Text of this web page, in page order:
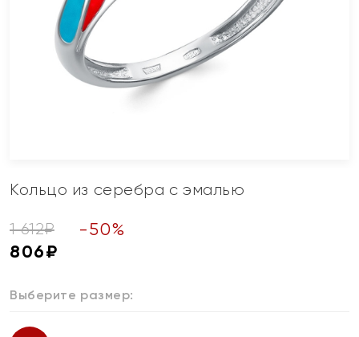
Кольцо из серебра с эмалью
1 612₽ -50%
806₽
Выберите размер: